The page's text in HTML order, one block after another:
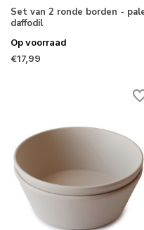
Set van 2 ronde borden -
daffodil
Op voorraad
€17,99